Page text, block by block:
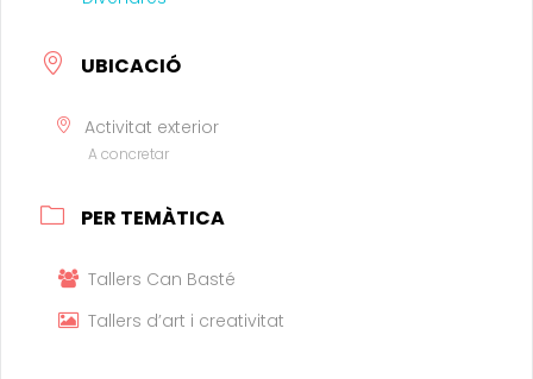
UBICACIÓ
Activitat exterior
A concretar
PER TEMÀTICA
Tallers Can Basté
Tallers d’art i creativitat